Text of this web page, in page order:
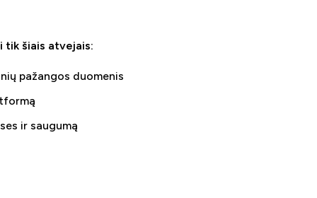
tik šiais atvejais:
pažangos duomenis
ir saugumą